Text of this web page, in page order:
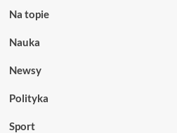
Na topie
Nauka
Newsy
Polityka
Sport